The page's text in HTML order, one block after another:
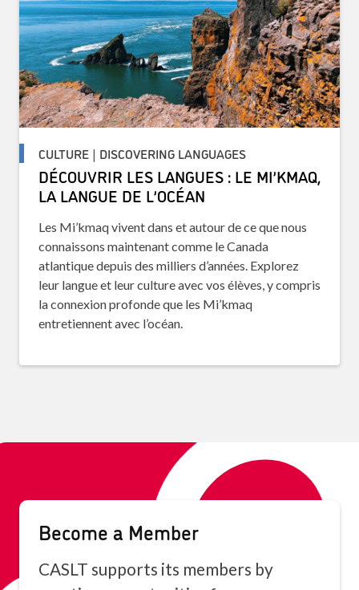
CULTURE | DISCOVERING LANGUAGES
DÉCOUVRIR LES LANGUES : LE MI’KMAQ,
LA LANGUE DE L’OCÉAN
Les Mi’kmaq vivent dans et autour de ce que nous
connaissons maintenant comme le Canada
atlantique depuis des milliers d’années. Explorez
leur langue et leur culture avec vos élèves, y compris
la connexion profonde que les Mi’kmaq
entretiennent avec l’océan.
Become a Member
CASLT supports its members by